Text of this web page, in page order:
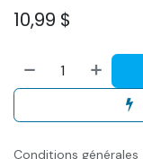
10,99 $
Conditions générales